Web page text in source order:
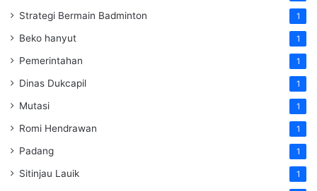
Strategi Bermain Badminton 1
Beko hanyut 1
Pemerintahan 1
Dinas Dukcapil 1
Mutasi 1
Romi Hendrawan 1
Padang 1
Sitinjau Lauik 1